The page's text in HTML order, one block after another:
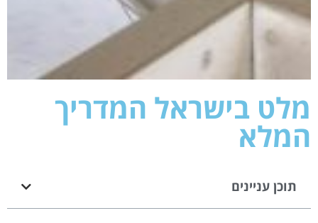
מלט בישראל המדריך
המלא
תוכן עניינים